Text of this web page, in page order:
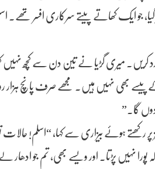
جو ایک کھاتے پیتے سرکاری افسر تھے۔
کریں۔ میری گڑیا نے تین دن سے کچھ نہیں
پیسے بھی نہیں ہیں۔ مجھے صرف پانچ
دوں گا۔”
رکھتے ہوئے بیزاری سے کہا، “اسلم!
نہیں پڑتا۔ اور ویسے بھی، تم جو ادھار لے